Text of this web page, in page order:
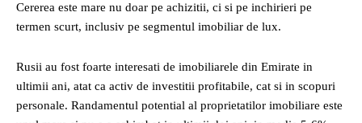
Cererea este mare nu doar pe achizitii, ci si pe inchirieri pe
termen scurt, inclusiv pe segmentul imobiliar de lux.
Rusii au fost foarte interesati de imobiliarele din Emirate in
ultimii ani, atat ca activ de investitii profitabile, cat si in scopuri
personale. Randamentul potential al proprietatilor imobiliare este